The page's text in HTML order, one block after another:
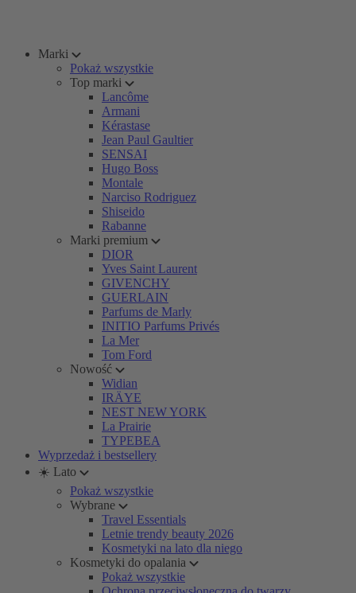
Marki
Pokaż wszystkie
Top marki
Lancôme
Armani
Kérastase
Jean Paul Gaultier
SENSAI
Hugo Boss
Montale
Narciso Rodriguez
Shiseido
Rabanne
Marki premium
DIOR
Yves Saint Laurent
GIVENCHY
GUERLAIN
Parfums de Marly
INITIO Parfums Privés
La Mer
Tom Ford
Nowość
Widian
IRÄYE
NEST NEW YORK
La Prairie
TYPEBEA
Wyprzedaż i bestsellery
☀️ Lato
Pokaż wszystkie
Wybrane
Travel Essentials
Letnie trendy beauty 2026
Kosmetyki na lato dla niego
Kosmetyki do opalania
Pokaż wszystkie